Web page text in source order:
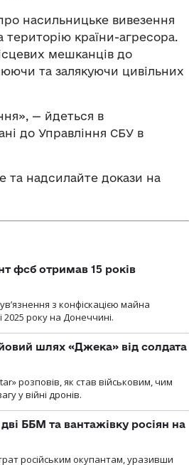
насильницьке вивезення
країни-агресора.
мешканців до
та залякуючи цивільних
— йдеться в
до Управління СБУ в
та надсилайте докази на
фсб отримав 15 років
з конфіскацією майна
2025 року на Донеччині.
шлях «Джека» від солдата
розповів, як став військовим, чим
у війні дронів.
ББМ та вантажівку росіян на
російським окупантам, уразивши